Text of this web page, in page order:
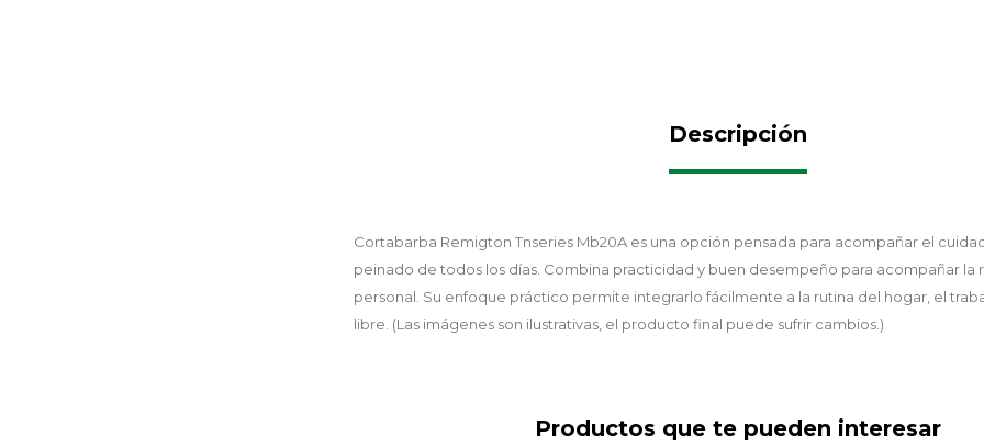
Descripción
Cortabarba Remigton Tnseries Mb20A es una opción pensada para acompañar el
peinado de todos los días. Combina practicidad y buen desempeño para acompañar la
personal. Su enfoque práctico permite integrarlo fácilmente a la rutina del hogar, el
libre. (Las imágenes son ilustrativas, el producto final puede sufrir cambios.)
Productos que te pueden interesar